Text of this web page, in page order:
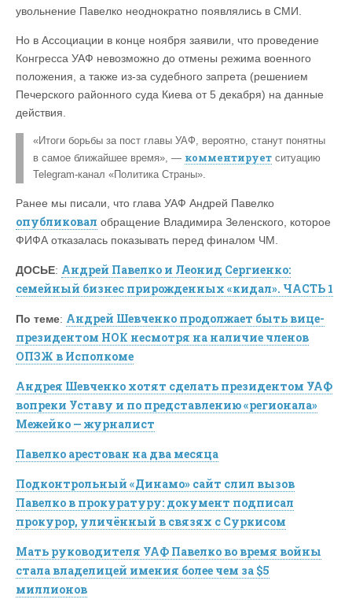
увольнение Павелко неоднократно появлялись в СМИ.
Но в Ассоциации в конце ноября заявили, что проведение
Конгресса УАФ невозможно до отмены режима военного
положения, а также из-за судебного запрета (решением
Печерского районного суда Киева от 5 декабря) на данные
действия.
«Итоги борьбы за пост главы УАФ, вероятно, станут понятны
в самое ближайшее время», — комментирует ситуацию
Telegram-канал «Политика Страны».
Ранее мы писали, что глава УАФ Андрей Павелко
опубликовал обращение Владимира Зеленского, которое
ФИФА отказалась показывать перед финалом ЧМ.
ДОСЬЕ: Андрей Павелко и Леонид Сергиенко:
семейный бизнес прирожденных «кидал». ЧАСТЬ 1
По теме: Андрей Шевченко продолжает быть вице-
президентом НОК несмотря на наличие членов
ОПЗЖ в Исполкоме
Андрея Шевченко хотят сделать президентом УАФ
вопреки Уставу и по представлению «регионала»
Межейко — журналист
Павелко арестован на два месяца
Подконтрольный «Динамо» сайт слил вызов
Павелко в прокуратуру: документ подписал
прокурор, уличённый в связях с Суркисом
Мать руководителя УАФ Павелко во время войны
стала владелицей имения более чем за $5
миллионов